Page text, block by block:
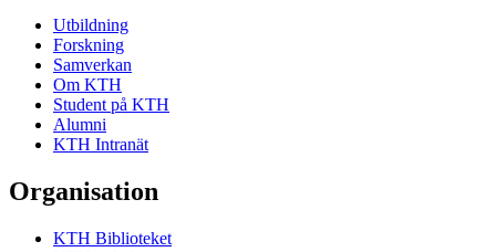
Utbildning
Forskning
Samverkan
Om KTH
Student på KTH
Alumni
KTH Intranät
Organisation
KTH Biblioteket